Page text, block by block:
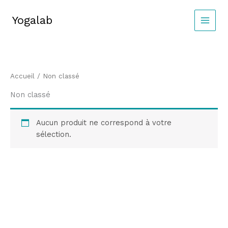
contenu
Yogalab
MAIN
Accueil / Non classé
Non classé
Aucun produit ne correspond à votre
sélection.